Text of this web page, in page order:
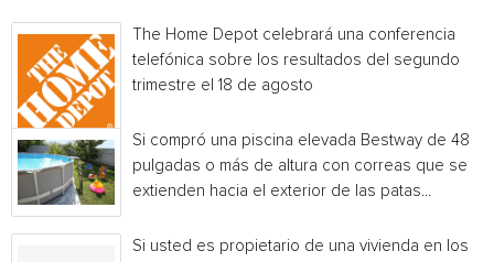
The Home Depot celebrará una conferencia
telefónica sobre los resultados del segundo
trimestre el 18 de agosto
Si compró una piscina elevada Bestway de 48
pulgadas o más de altura con correas que se
extienden hacia el exterior de las patas...
Si usted es propietario de una vivienda en los